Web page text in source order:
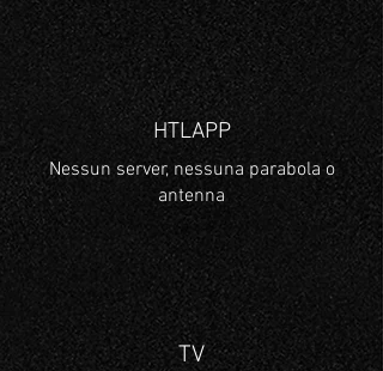
HTLAPP
Nessun server, nessuna parabola o
antenna
TV